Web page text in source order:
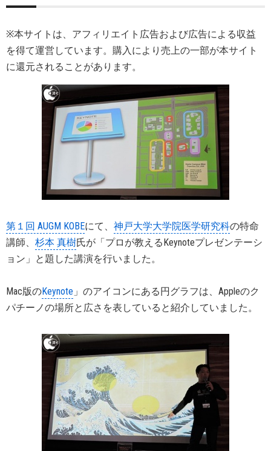
※本サイトは、アフィリエイト広告および広告による収益
を得て運営しています。購入により売上の一部が本サイト
に還元されることがあります。
第１回 AUGM KOBEにて、 神戸大学大学院医学研究科の特命
講師、 杉本 真樹氏が「プロが教えるKeynoteプレゼンテーシ
ョン」と題した講演を行いました。
Mac版のKeynote 」のアイコンにある円グラフは、Appleのク
パチーノの場所と広さを表していると紹介していました。